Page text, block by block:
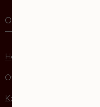
Over Beautique Myrèn
Home
Over Beautique Myrèn
Kennismakingsbehandeling